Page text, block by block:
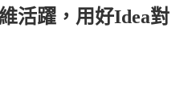
活躍，用好Idea對